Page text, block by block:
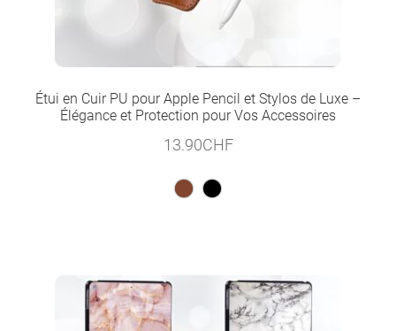
Étui en Cuir PU pour Apple Pencil et Stylos de Luxe –
Élégance et Protection pour Vos Accessoires
13.90CHF